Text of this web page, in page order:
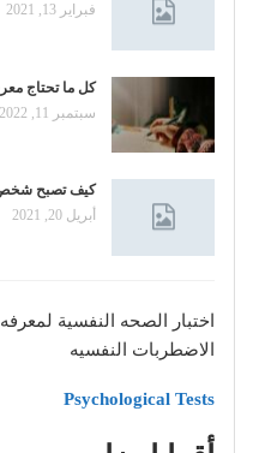
فبراير 13, 2021
كل ما تحتاج
سبتمبر 11, 2022
كيف تصبح شخص
أبريل 20, 2021
اختبار الصحه النفسية
الاضطربات النفسيه
Psychological Tests